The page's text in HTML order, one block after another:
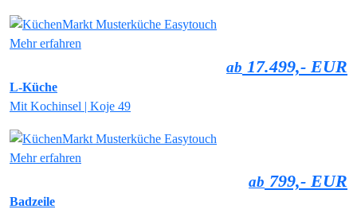
Mehr erfahren
ab 17.499,- EUR
L-Küche
Mit Kochinsel | Koje 49
Mehr erfahren
ab 799,- EUR
Badzeile